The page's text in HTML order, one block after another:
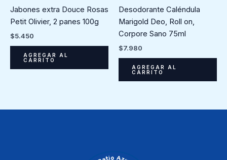
Jabones extra Douce Rosas
Petit Olivier, 2 panes 100g
$5.450
AGREGAR AL
CARRITO
Desodorante Caléndula
Marigold Deo, Roll on,
Corpore Sano 75ml
$7.980
AGREGAR AL
CARRITO